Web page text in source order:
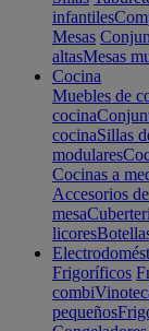
infantiles
Mesas
altasMesas
Cocina
Muebles de
cocina
cocinaSillas
modulares
Cocinas a
Accesorios
mesa
licores
Frigoríficos
combi
pequeños